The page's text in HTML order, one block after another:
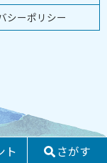
シーポリシー
ト さがす